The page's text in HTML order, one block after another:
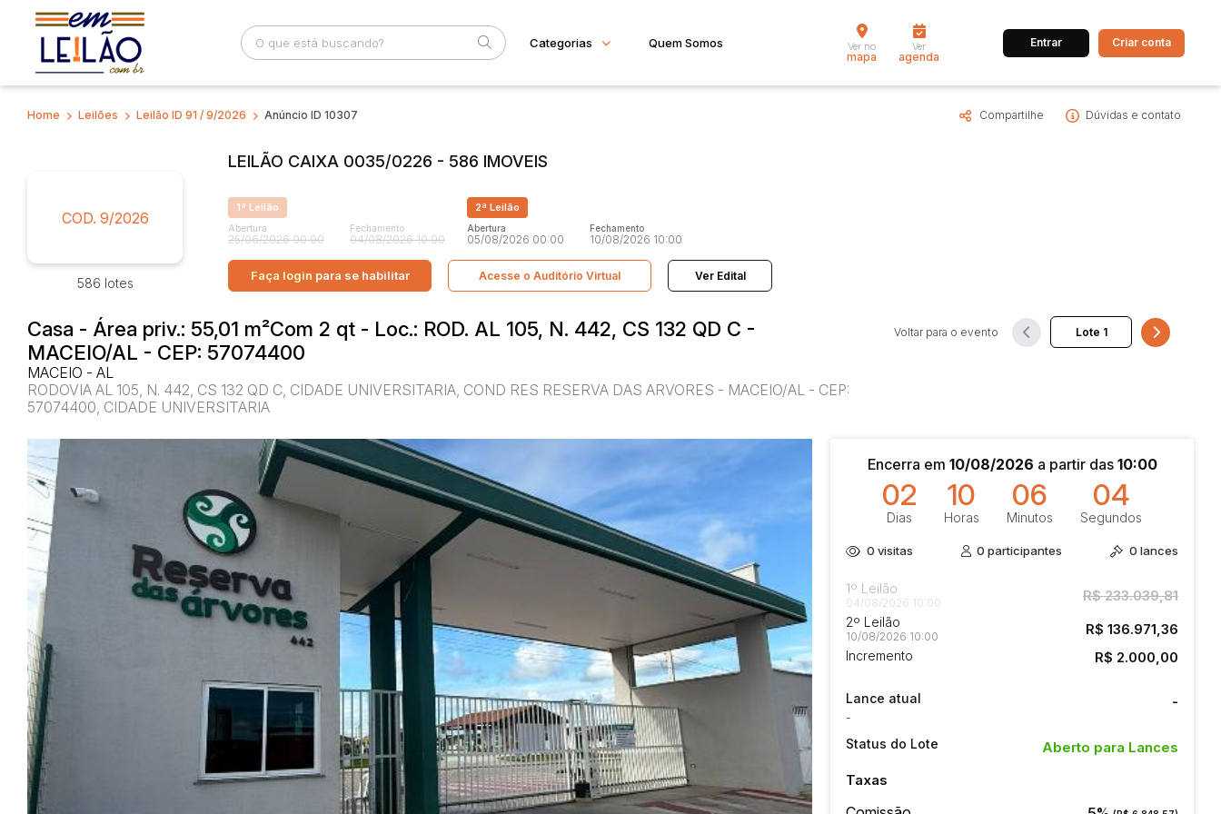
Busca por palavra-chave Categoria Cidade
Categorias
Comercial
Imovel rural
Sala
Terreno
Quem Somos Ver no
mapa
Ver
agenda
Entrar Criar conta
Home Leilões Leilão ID 91 / 9/2026 Anúncio ID 10307 Compartilhe Dúvidas e contato
COD. 9/2026
586 lotes
LEILÃO CAIXA 0035/0226 - 586 IMOVEIS
1ª Leilão
Abertura
25/06/2026 00:00
Fechamento
04/08/2026 10:00
2ª Leilão
Abertura
05/08/2026 00:00
Fechamento
10/08/2026 10:00
Faça login para se habilitar Acesse o Auditório Virtual Ver Edital
Casa - Área priv.: 55,01 m²Com 2 qt - Loc.: ROD. AL 105, N. 442, CS 132 QD C -
MACEIO/AL - CEP: 57074400
MACEIO - AL
RODOVIA AL 105, N. 442, CS 132 QD C, CIDADE UNIVERSITARIA, COND RES RESERVA DAS ARVORES - MACEIO/AL - CEP:
57074400, CIDADE UNIVERSITARIA
Voltar para o evento
Encerra em 10/08/2026 a partir das 10:00
02
Dias
10
Horas
06
Minutos
04
Segundos
0 visitas 0participantes 0 lances
1º Leilão
04/08/2026 10:00 R$ 233.039,81
2º Leilão
10/08/2026 10:00 R$ 136.971,36
Incremento R$ 2.000,00
Lance atual
-
-
Status do Lote
Aberto para Lances
Taxas